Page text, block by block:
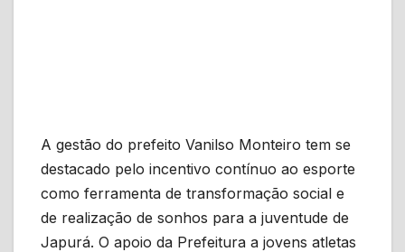
A gestão do prefeito Vanilso Monteiro tem se
destacado pelo incentivo contínuo ao esporte
como ferramenta de transformação social e
de realização de sonhos para a juventude de
Japurá. O apoio da Prefeitura a jovens atletas